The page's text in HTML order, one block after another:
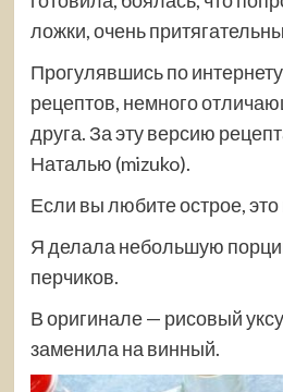
ложки, очень
Прогулявшись по
рецептов, немного
друга. За эту версию
Наталью (mizuko).
Если вы любите острое,
Я делала небольшую
перчиков.
В оригинале — рисовый
заменила на винный.